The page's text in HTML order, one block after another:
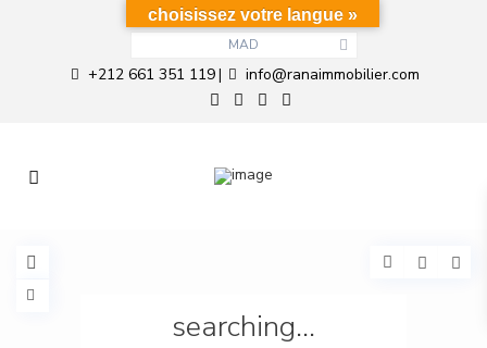
MAD
+212 661 351 119| info@ranaimmobilier.com
searching...
choisissez votre langue »